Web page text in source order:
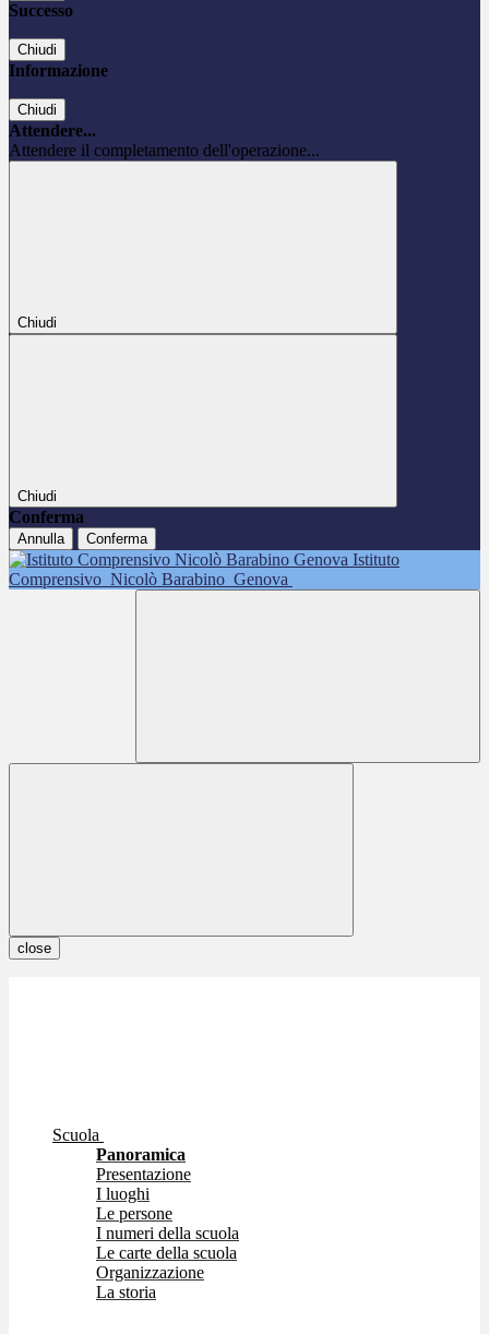
Successo
Chiudi
Informazione
Chiudi
Attendere...
Attendere il completamento dell'operazione...
Chiudi
Chiudi
Conferma
Annulla Conferma
Istituto
Comprensivo Nicolò Barabino Genova
close
Scuola
Panoramica
Presentazione
I luoghi
Le persone
I numeri della scuola
Le carte della scuola
Organizzazione
La storia